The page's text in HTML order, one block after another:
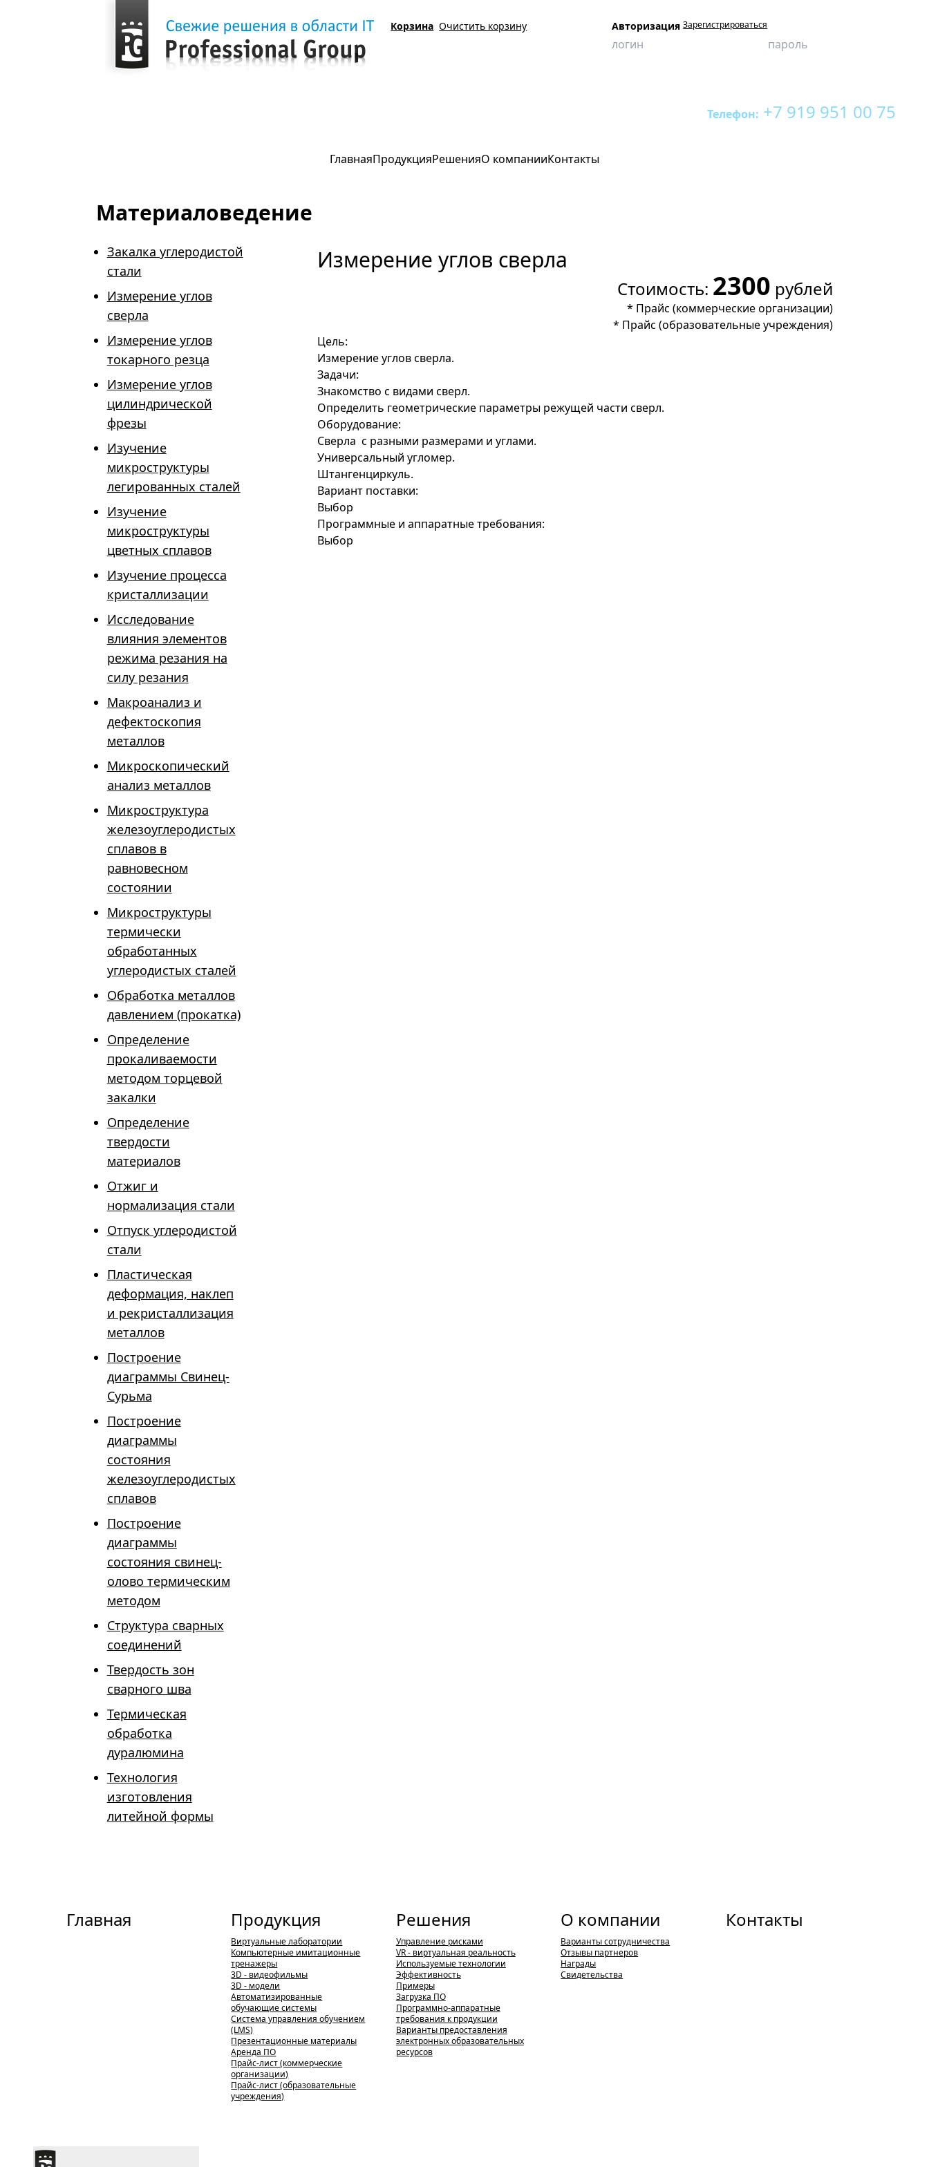
Корзина Очистить корзину Авторизация Зарегистрироваться
Телефон: +7 919 951 00 75
ГлавнаяПродукцияРешенияО компанииКонтакты
Материаловедение
Закалка углеродистой
стали
Измерение углов
сверла
Измерение углов
токарного резца
Измерение углов
цилиндрической
фрезы
Изучение
микроструктуры
легированных сталей
Изучение
микроструктуры
цветных сплавов
Изучение процесса
кристаллизации
Исследование
влияния элементов
режима резания на
силу резания
Макроанализ и
дефектоскопия
металлов
Микроскопический
анализ металлов
Микроструктура
железоуглеродистых
сплавов в
равновесном
состоянии
Микроструктуры
термически
обработанных
углеродистых сталей
Обработка металлов
давлением (прокатка)
Определение
прокаливаемости
методом торцевой
закалки
Определение
твердости
материалов
Отжиг и
нормализация стали
Отпуск углеродистой
стали
Пластическая
деформация, наклеп
и рекристаллизация
металлов
Построение
диаграммы Свинец-
Сурьма
Построение
диаграммы
состояния
железоуглеродистых
сплавов
Построение
диаграммы
состояния свинец-
олово термическим
методом
Структура сварных
соединений
Твердость зон
сварного шва
Термическая
обработка
дуралюмина
Технология
изготовления
литейной формы
Измерение углов сверла
Стоимость: 2300 рублей
* Прайс (коммерческие организации)
* Прайс (образовательные учреждения)
Цель:
Измерение углов сверла.
Задачи:
Знакомство с видами сверл.
Определить геометрические параметры режущей части сверл.
Оборудование:
Сверла с разными размерами и углами.
Универсальный угломер.
Штангенциркуль.
Вариант поставки:
Выбор
Программные и аппаратные требования:
Выбор
Главная Продукция
Виртуальные лаборатории
Компьютерные имитационные
тренажеры
3D - видеофильмы
3D - модели
Автоматизированные
обучающие системы
Система управления обучением
(LMS)
Презентационные материалы
Аренда ПО
Прайс-лист (коммерческие
организации)
Прайс-лист (образовательные
учреждения)
Решения
Управление рисками
VR - виртуальная реальность
Используемые технологии
Эффективность
Примеры
Загрузка ПО
Программно-аппаратные
требования к продукции
Варианты предоставления
электронных образовательных
ресурсов
О компании
Варианты сотрудничества
Отзывы партнеров
Награды
Свидетельства
Контакты